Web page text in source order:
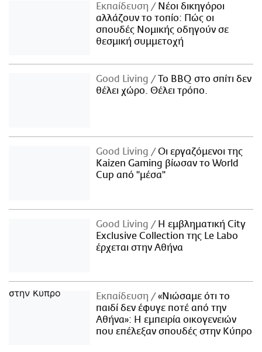
Εκπαίδευση
Νέοι δικηγόροι
αλλάζουν το τοπίο: Πώς οι
σπουδές Νομικής οδηγούν σε
θεσμική συμμετοχή
Good Living
Το BBQ στο σπίτι δεν
θέλει χώρο. Θέλει τρόπο.
Good Living
Οι εργαζόμενοι της
Kaizen Gaming βίωσαν το World
Cup από "μέσα"
Good Living
Η εμβληματική City
Exclusive Collection της Le Labo
έρχεται στην Αθήνα
Εκπαίδευση
«Νιώσαμε ότι το
παιδί δεν έφυγε ποτέ από την
Αθήνα»: Η εμπειρία οικογενειών
που επέλεξαν σπουδές στην Κύπρο